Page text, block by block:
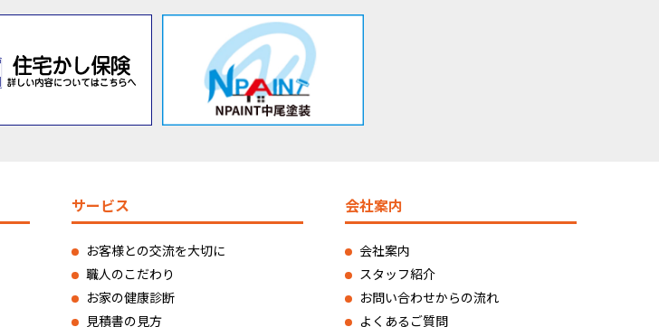
サービス
お客様との交流を大切に
職人のこだわり
お家の健康診断
見積書の見方
会社案内
会社案内
スタッフ紹介
お問い合わせからの流れ
よくあるご質問